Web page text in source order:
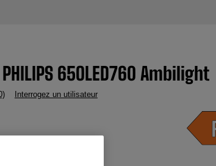
65OLED760 Ambilight
Interrogez un utilisateur